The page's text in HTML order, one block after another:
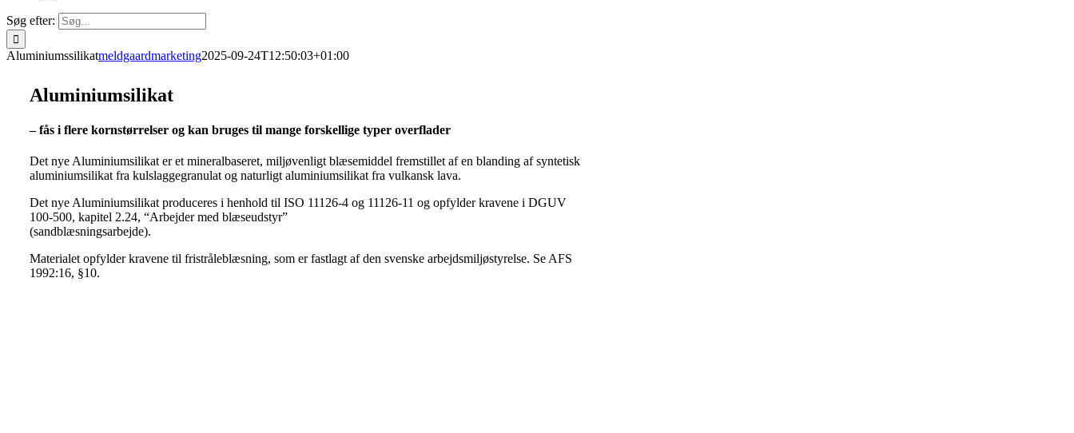
Søg efter:
Aluminiumssilikatmeldgaardmarketing2025-09-24T12:50:03+01:00
Aluminiumsilikat
– fås i flere kornstørrelser og kan bruges til mange forskellige typer overflader
Det nye Aluminiumsilikat er et mineralbaseret, miljøvenligt blæsemiddel fremstillet af en blanding af syntetisk
aluminiumsilikat fra kulslaggegranulat og naturligt aluminiumsilikat fra vulkansk lava.
Det nye Aluminiumsilikat produceres i henhold til ISO 11126-4 og 11126-11 og opfylder kravene i DGUV
100-500, kapitel 2.24, “Arbejder med blæseudstyr”
(sandblæsningsarbejde).
Materialet opfylder kravene til fristråleblæsning, som er fastlagt af den svenske arbejdsmiljøstyrelse. Se AFS
1992:16, §10.